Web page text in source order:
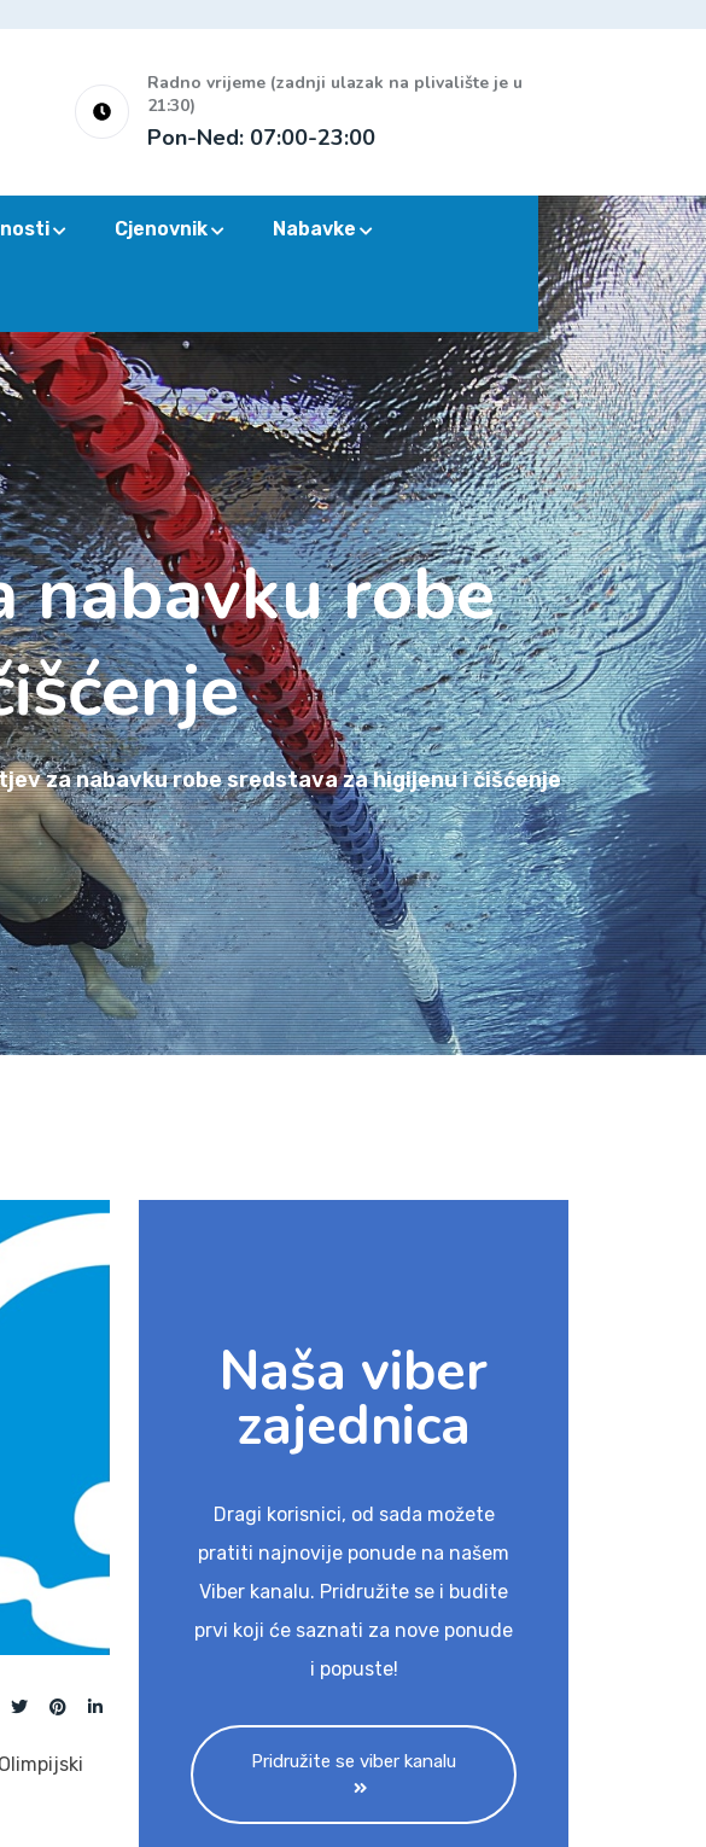
Radno vrijeme (zadnji ulazak na plivalište je u
21:30)
Pon-Ned: 07:00-23:00
Cjenovnik Nabavke
nabavku robe
za nabavku robe sredstava za higijenu i čišćenje
Naša viber
zajednica
Dragi korisnici, od sada možete
pratiti najnovije ponude na našem
Viber kanalu. Pridružite se i budite
prvi koji će saznati za nove ponude
i popuste!
Pridružite se viber kanalu